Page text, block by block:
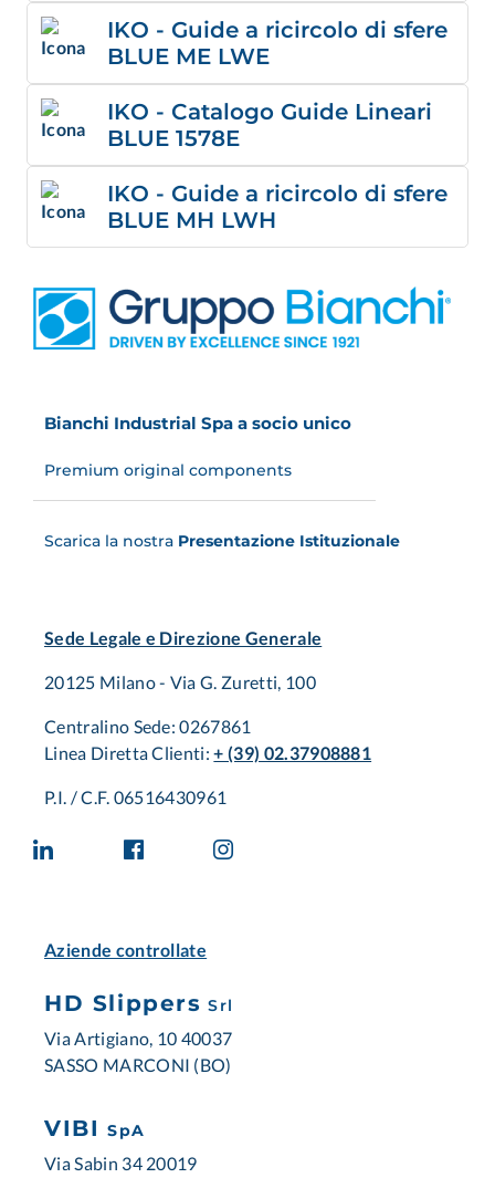
IKO - Guide a ricircolo di sfere
BLUE ME LWE
IKO - Catalogo Guide Lineari
BLUE 1578E
IKO - Guide a ricircolo di sfere
BLUE MH LWH
Bianchi Industrial Spa a socio unico
Premium original components
Scarica la nostra Presentazione Istituzionale
Sede Legale e Direzione Generale
20125 Milano - Via G. Zuretti, 100
Centralino Sede: 0267861
Linea Diretta Clienti:+ (39) 02.37908881
P.I. / C.F. 06516430961
Aziende controllate
HD Slippers Srl
Via Artigiano, 10 40037
SASSO MARCONI (BO)
VIBI SpA
Via Sabin 34 20019